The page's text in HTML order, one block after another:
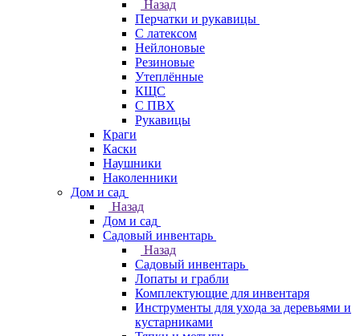
Назад
Перчатки и рукавицы
С латексом
Нейлоновые
Резиновые
Утеплённые
КЩС
С ПВХ
Рукавицы
Краги
Каски
Наушники
Наколенники
Дом и сад
Назад
Дом и сад
Садовый инвентарь
Назад
Садовый инвентарь
Лопаты и грабли
Комплектующие для инвентаря
Инструменты для ухода за деревьями и
кустарниками